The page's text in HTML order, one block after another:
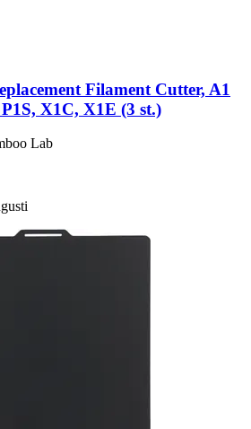
Filament Cutter, A1
X1C, X1E (3 st.)
Lab